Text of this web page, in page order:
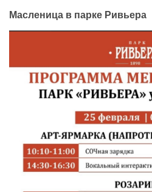
Масленица в парке Ривьера